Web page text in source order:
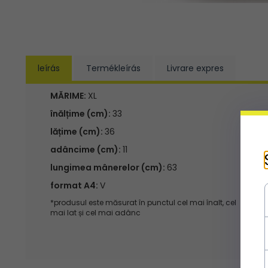
leírás Termékleírás Livrare expres
MĂRIME: XL
înălțime (cm): 33
lățime (cm): 36
adâncime (cm): 11
lungimea mânerelor (cm): 63
format A4: V
*produsul este măsurat în punctul cel mai înalt, cel
mai lat și cel mai adânc